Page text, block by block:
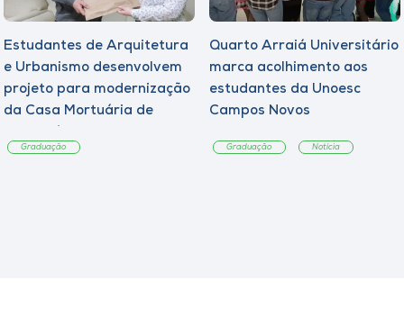
Estudantes de Arquitetura
e Urbanismo desenvolvem
projeto para modernização
da Casa Mortuária de
Graduação
Quarto Arraiá Universitário
marca acolhimento aos
estudantes da Unoesc
Campos Novos
Graduação Notícia